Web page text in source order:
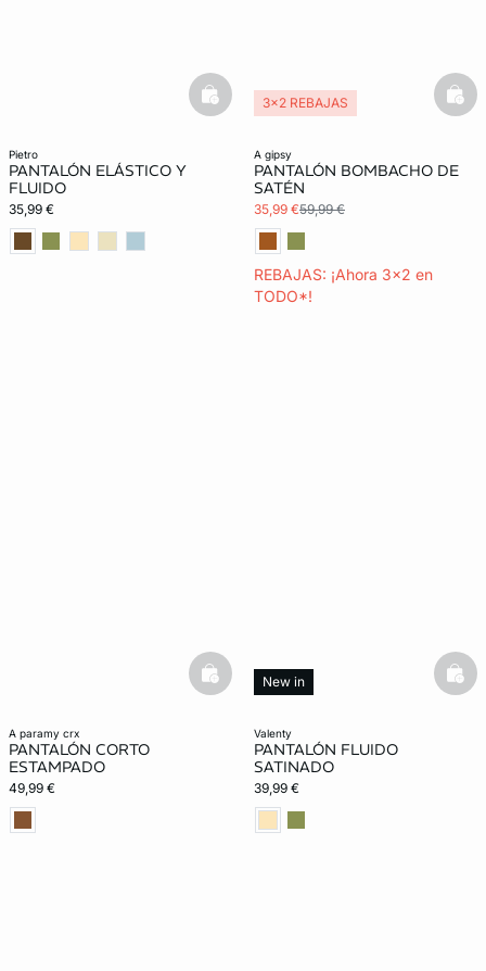
pietro
PANTALÓN ELÁSTICO Y
FLUIDO
35,99 €
basketfull
a gipsy
PANTALÓN BOMBACHO DE
SATÉN
35,99 €59,99 €
REBAJAS: ¡Ahora 3x2 en
TODO*!
3x2 REBAJAS
a paramy crx
PANTALÓN CORTO
ESTAMPADO
49,99 €
basketfull
valenty
PANTALÓN FLUIDO
SATINADO
39,99 €
New in